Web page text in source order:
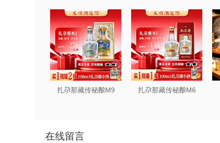
扎尕那藏传秘酿M9 扎尕那藏传秘酿M6
在线留言